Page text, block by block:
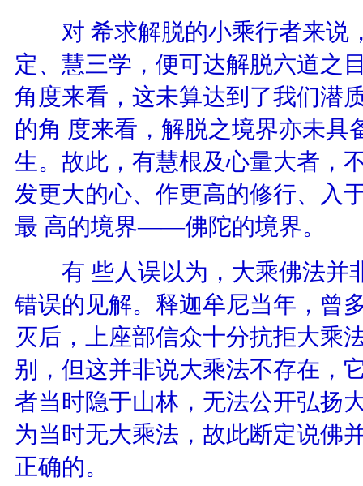
对 希求解脱的小乘行者来说
定、慧三学，便可达解脱六道之
角度来看，这未算达到了我们潜
的角 度来看，解脱之境界亦未具
生。故此，有慧根及心量大者，
发更大的心、作更高的修行、入
最 高的境界——佛陀的境界。
有 些人误以为，大乘佛法并
错误的见解。释迦牟尼当年，曾
灭后，上座部信众十分抗拒大乘
别，但这并非说大乘法不存在，
者当时隐于山林，无法公开弘扬
为当时无大乘法，故此断定说佛
正确的。